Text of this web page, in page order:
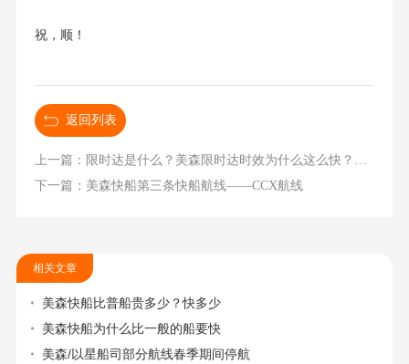
祝，顺！
返回列表
下一篇：美森快船第三条快船航线——CCX航线
相关文章
美森快船比普船贵多少？快多少
美森快船为什么比一般的船要快
美森/以星船司部分航线春季期间停航